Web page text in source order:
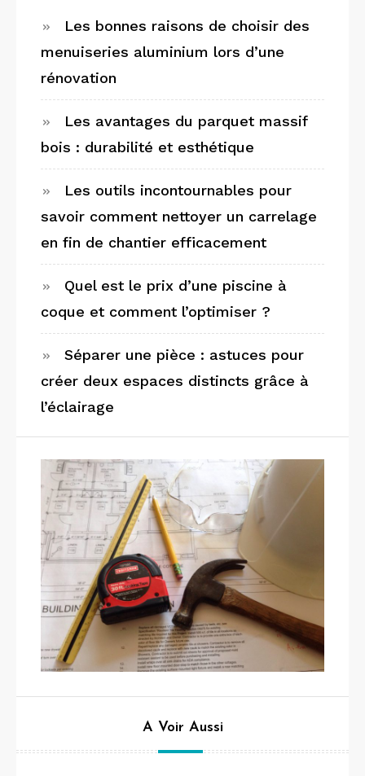
Les bonnes raisons de choisir des
menuiseries aluminium lors d’une
rénovation
Les avantages du parquet massif
bois : durabilité et esthétique
Les outils incontournables pour
savoir comment nettoyer un carrelage
en fin de chantier efficacement
Quel est le prix d’une piscine à
coque et comment l’optimiser ?
Séparer une pièce : astuces pour
créer deux espaces distincts grâce à
l’éclairage
A Voir Aussi